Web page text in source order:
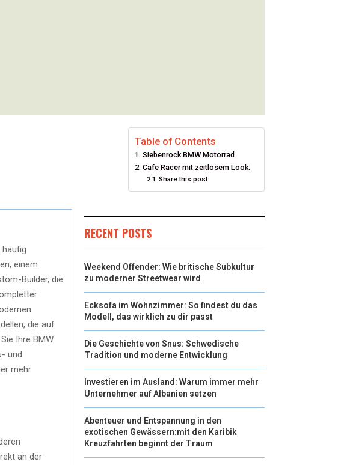
einem
Builder, die
die auf
Ihre BMW
und
mehr
an der
Table of Contents
Siebenrock BMW Motorrad
Cafe Racer mit zeitlosem Look.
Share this post:
RECENT POSTS
Weekend Offender: Wie britische Subkultur
zu moderner Streetwear wird
Ecksofa im Wohnzimmer: So findest du das
Modell, das wirklich zu dir passt
Die Geschichte von Snus: Schwedische
Tradition und moderne Entwicklung
Investieren im Ausland: Warum immer mehr
Unternehmer auf Albanien setzen
Abenteuer und Entspannung in den
exotischen Gewässern:mit den Karibik
Kreuzfahrten beginnt der Traum